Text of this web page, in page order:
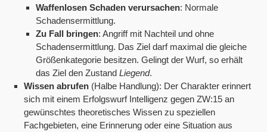
Waffenlosen Schaden verursachen: Normale
Schadensermittlung.
Zu Fall bringen: Angriff mit Nachteil und ohne
Schadensermittlung. Das Ziel darf maximal die gleiche
Größenkategorie besitzen. Gelingt der Wurf, so erhält
das Ziel den Zustand Liegend.
Wissen abrufen (Halbe Handlung): Der Charakter erinnert
sich mit einem Erfolgswurf Intelligenz gegen ZW:15 an
gewünschtes theoretisches Wissen zu speziellen
Fachgebieten, eine Erinnerung oder eine Situation aus